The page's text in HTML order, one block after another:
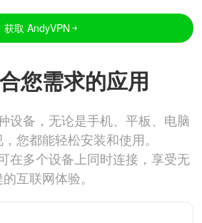
获取 AndyVPN
您需求的应用
设备，无论是手机、平板、电脑
您都能轻松安装和使用。
在多个设备上同时连接，享受无
互联网体验。